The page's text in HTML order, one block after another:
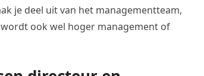
je deel uit van het managementteam,
ook wel hoger management of